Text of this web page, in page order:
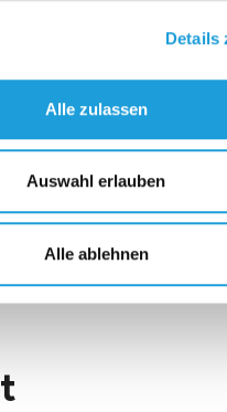
Details
Alle zulassen
Auswahl erlauben
Alle ablehnen
zu 40
Heike Dirmeier